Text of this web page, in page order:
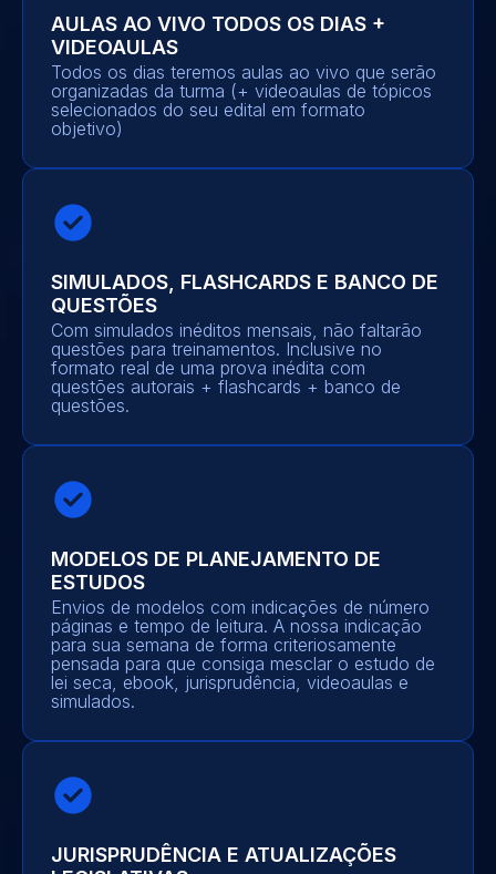
AULAS AO VIVO TODOS OS DIAS +
VIDEOAULAS
Todos os dias teremos aulas ao vivo que serão
organizadas da turma (+ videoaulas de tópicos
selecionados do seu edital em formato
objetivo)
SIMULADOS, FLASHCARDS E BANCO DE
QUESTÕES
Com simulados inéditos mensais, não faltarão
questões para treinamentos. Inclusive no
formato real de uma prova inédita com
questões autorais + flashcards + banco de
questões.
MODELOS DE PLANEJAMENTO DE
ESTUDOS
Envios de modelos com indicações de número
páginas e tempo de leitura. A nossa indicação
para sua semana de forma criteriosamente
pensada para que consiga mesclar o estudo de
lei seca, ebook, jurisprudência, videoaulas e
simulados.
JURISPRUDÊNCIA E ATUALIZAÇÕES